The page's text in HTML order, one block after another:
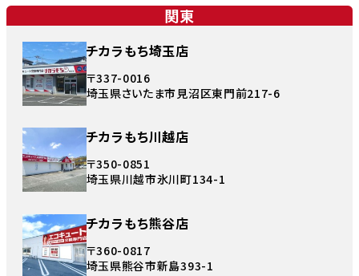
関東
チカラもち埼玉店
〒337-0016
埼玉県さいたま市見沼区東門前217-6
チカラもち川越店
〒350-0851
埼玉県川越市氷川町134-1
チカラもち熊谷店
〒360-0817
埼玉県熊谷市新島393-1